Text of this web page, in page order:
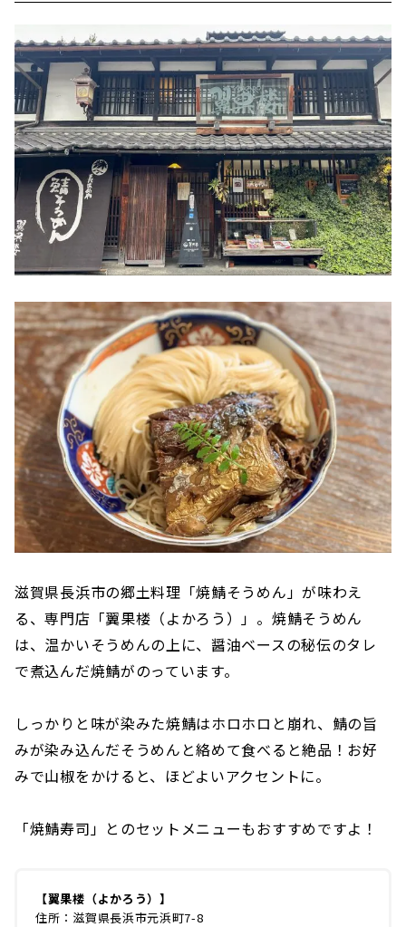
滋賀県長浜市の郷土料理「焼鯖そうめん」が味わえ
る、専門店「翼果楼（よかろう）」。焼鯖そうめん
は、温かいそうめんの上に、醤油ベースの秘伝のタレ
で煮込んだ焼鯖がのっています。
しっかりと味が染みた焼鯖はホロホロと崩れ、鯖の旨
みが染み込んだそうめんと絡めて食べると絶品！お好
みで山椒をかけると、ほどよいアクセントに。
「焼鯖寿司」とのセットメニューもおすすめですよ！
【翼果楼（よかろう）】
住所：滋賀県長浜市元浜町7-8